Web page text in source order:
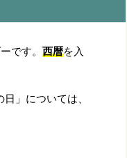
です。 西暦を入
」については、